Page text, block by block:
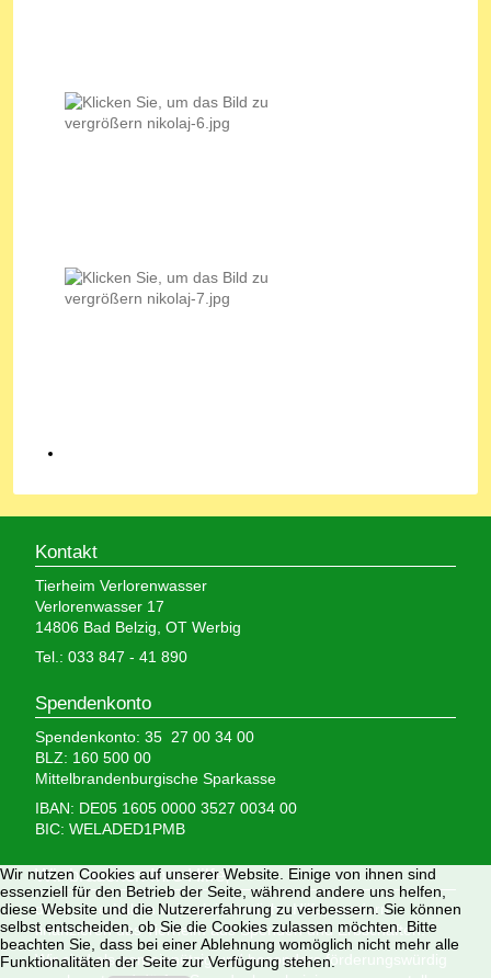
Kontakt
Tierheim Verlorenwasser
Verlorenwasser 17
14806 Bad Belzig, OT Werbig
Tel.: 033 847 - 41 890
Spendenkonto
Spendenkonto: 35 27 00 34 00
BLZ: 160 500 00
Mittelbrandenburgische Sparkasse
IBAN: DE05 1605 0000 3527 0034 00
BIC: WELADED1PMB
Wir brauchen Ihre Hilfe,
denn wir erhalten keinerlei staatliche Hilfe, sondern
finanzieren das Tierheim aus Spenden und Erbschaften.
Wir sind als gemeinnützig und besonders förderungswürdig
Wir nutzen Cookies auf unserer Website. Einige von ihnen sind
essenziell für den Betrieb der Seite, während andere uns helfen,
diese Website und die Nutzererfahrung zu verbessern. Sie können
selbst entscheiden, ob Sie die Cookies zulassen möchten. Bitte
beachten Sie, dass bei einer Ablehnung womöglich nicht mehr alle
Funktionalitäten der Seite zur Verfügung stehen.